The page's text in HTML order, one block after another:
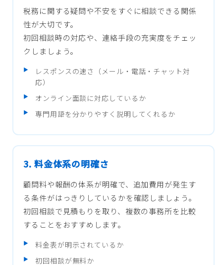
税務に関する疑問や不安をすぐに相談できる関係
性が大切です。
初回相談時の対応や、連絡手段の充実度をチェッ
クしましょう。
レスポンスの速さ（メール・電話・チャット対
応）
オンライン面談に対応しているか
専門用語を分かりやすく説明してくれるか
3. 料金体系の明確さ
顧問料や報酬の体系が明確で、追加費用が発生す
る条件がはっきりしているかを確認しましょう。
初回相談で見積もりを取り、複数の事務所を比較
することをおすすめします。
料金表が明示されているか
初回相談が無料か